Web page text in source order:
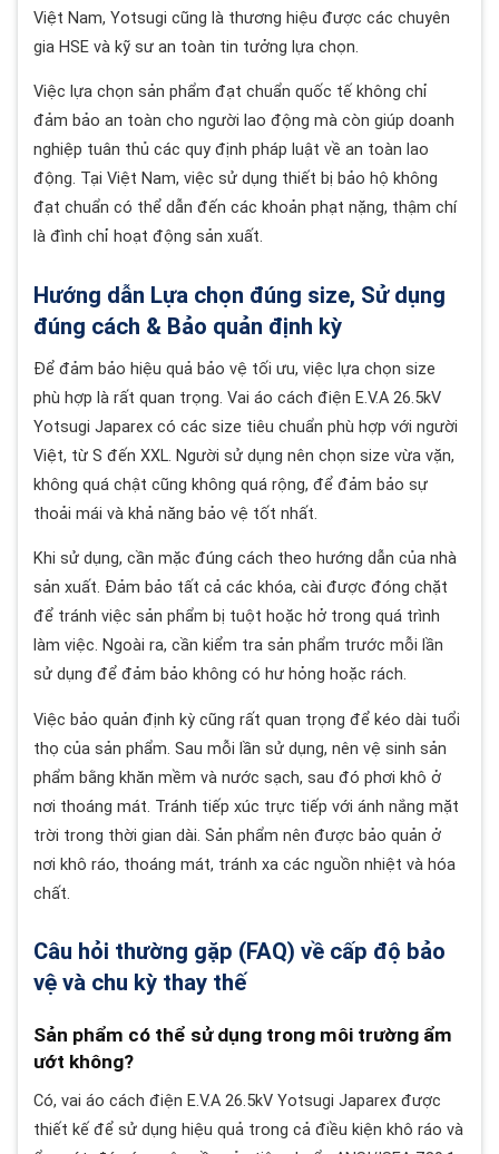
Việt Nam, Yotsugi cũng là thương hiệu được các chuyên
gia HSE và kỹ sư an toàn tin tưởng lựa chọn.
Việc lựa chọn sản phẩm đạt chuẩn quốc tế không chỉ
đảm bảo an toàn cho người lao động mà còn giúp doanh
nghiệp tuân thủ các quy định pháp luật về an toàn lao
động. Tại Việt Nam, việc sử dụng thiết bị bảo hộ không
đạt chuẩn có thể dẫn đến các khoản phạt nặng, thậm chí
là đình chỉ hoạt động sản xuất.
Hướng dẫn Lựa chọn đúng size, Sử dụng
đúng cách & Bảo quản định kỳ
Để đảm bảo hiệu quả bảo vệ tối ưu, việc lựa chọn size
phù hợp là rất quan trọng. Vai áo cách điện E.V.A 26.5kV
Yotsugi Japarex có các size tiêu chuẩn phù hợp với người
Việt, từ S đến XXL. Người sử dụng nên chọn size vừa vặn,
không quá chật cũng không quá rộng, để đảm bảo sự
thoải mái và khả năng bảo vệ tốt nhất.
Khi sử dụng, cần mặc đúng cách theo hướng dẫn của nhà
sản xuất. Đảm bảo tất cả các khóa, cài được đóng chặt
để tránh việc sản phẩm bị tuột hoặc hở trong quá trình
làm việc. Ngoài ra, cần kiểm tra sản phẩm trước mỗi lần
sử dụng để đảm bảo không có hư hỏng hoặc rách.
Việc bảo quản định kỳ cũng rất quan trọng để kéo dài tuổi
thọ của sản phẩm. Sau mỗi lần sử dụng, nên vệ sinh sản
phẩm bằng khăn mềm và nước sạch, sau đó phơi khô ở
nơi thoáng mát. Tránh tiếp xúc trực tiếp với ánh nắng mặt
trời trong thời gian dài. Sản phẩm nên được bảo quản ở
nơi khô ráo, thoáng mát, tránh xa các nguồn nhiệt và hóa
chất.
Câu hỏi thường gặp (FAQ) về cấp độ bảo
vệ và chu kỳ thay thế
Sản phẩm có thể sử dụng trong môi trường ẩm
ướt không?
Có, vai áo cách điện E.V.A 26.5kV Yotsugi Japarex được
thiết kế để sử dụng hiệu quả trong cả điều kiện khô ráo và